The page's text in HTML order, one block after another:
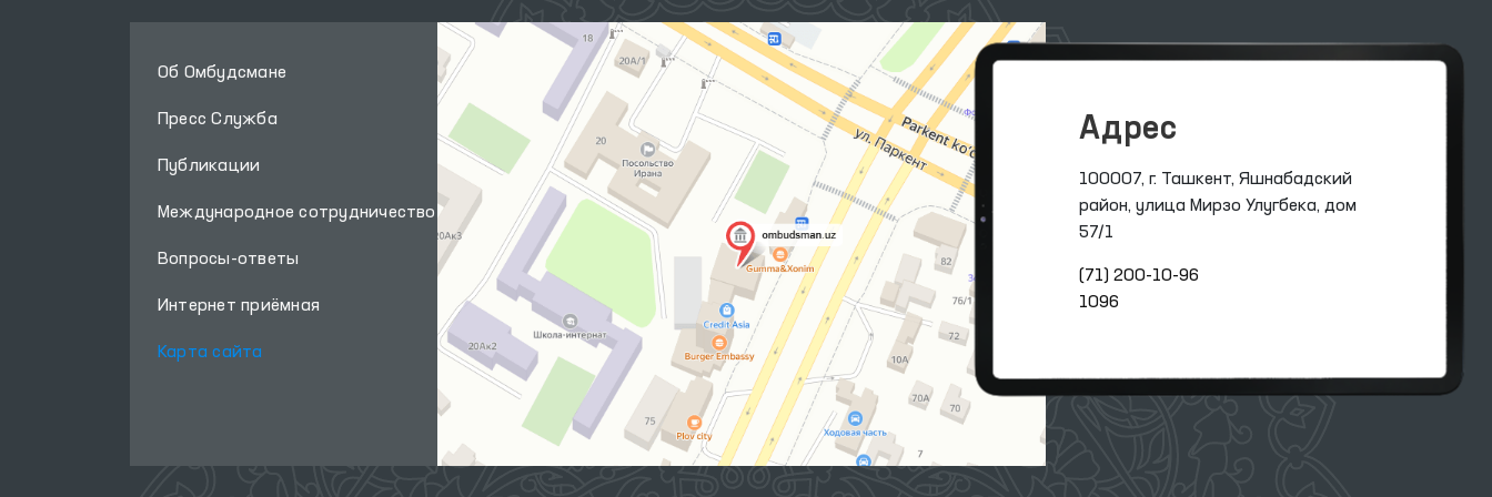
Об Омбудсмане
Пресс Служба
Публикации
Международное сотрудничество
Вопросы-ответы
Интернет приёмная
Карта сайта
Адрес
100007, г. Ташкент, Яшнабадский
район, улица Мирзо Улугбека, дом
57/1
(71) 200-10-96
1096